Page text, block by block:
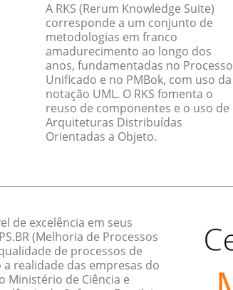
A RKS (Rerum Knowledge Suite)
corresponde a um conjunto de
metodologias em franco
amadurecimento ao longo dos
anos, fundamentadas no Processo
Unificado e no PMBok, com uso da
notação UML. O RKS fomenta o
reuso de componentes e o uso de
Arquiteturas Distribuídas
Orientadas a Objeto.
de excelência em seus
(Melhoria de Processos
de processos de
realidade das empresas do
Ministério de Ciência e